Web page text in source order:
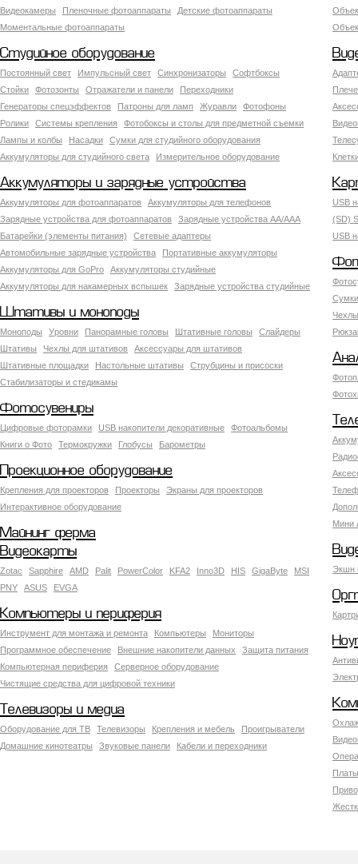
Видеокамеры
Пленочные фотоаппараты
Детские фотоаппараты
Моментальные фотоаппараты
Студийное оборудование
Постоянный свет Импульсный свет Синхронизаторы
Софтбоксы
Стойки
Фотозонты Отражатели и панели
Переходники
Генераторы спецэффектов
Патроны для ламп Журавли
Фотофоны
Ролики
Системы крепления
Фотобоксы и столы для предметной съемки
Лампы и колбы
Насадки
Сумки для студийного оборудования
Аккумуляторы для студийного света
Измерительное оборудование
Аккумуляторы и зарядные устройства
Аккумуляторы для фотоаппаратов
Аккумуляторы для телефонов
Зарядные устройства для фотоаппаратов
Зарядные устройства AA/AAA
Батарейки (элементы питания)
Сетевые адаптеры
Автомобильные зарядные устройства
Портативные аккумуляторы
Аккумуляторы для GoPro
Аккумуляторы студийные
Аккумуляторы для накамерных вспышек
Зарядные устройства студийные
USB
(SD)
USB
Штативы и моноподы
Моноподы Уровни Панорамные головы Штативные головы
Слайдеры
Штативы
Чехлы для штативов
Аксессуары для штативов
Штативные площадки
Настольные штативы
Струбцины и присоски
Стабилизаторы и стедикамы
Фотосувениры
Цифровые фоторамки USB накопители декоративные
Фотоальбомы
Книги о Фото
Термокружки Глобусы Барометры
Мини
Проекционное оборудование
Крепления для проекторов Проекторы
Экраны для проекторов
Интерактивное оборудование
Майнинг ферма
Экшн
Видеокарты
Zotac Sapphire AMD Palit PowerColor KFA2 Inno3D HIS GigaByte
MSI
PNY
ASUS EVGA
Компьютеры и периферия
Инструмент для монтажа и ремонта Компьютеры
Мониторы
Программное обеспечение
Внешние накопители данных
Защита питания
Компьютерная периферия
Серверное оборудование
Чистящие средства для цифровой техники
Телевизоры и медиа
Оборудование для ТВ Телевизоры Крепления и мебель
Проигрыватели
Домашние кинотеатры
Звуковые панели Кабели и переходники